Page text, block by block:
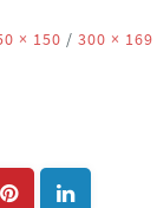
× 150 / 300 × 169